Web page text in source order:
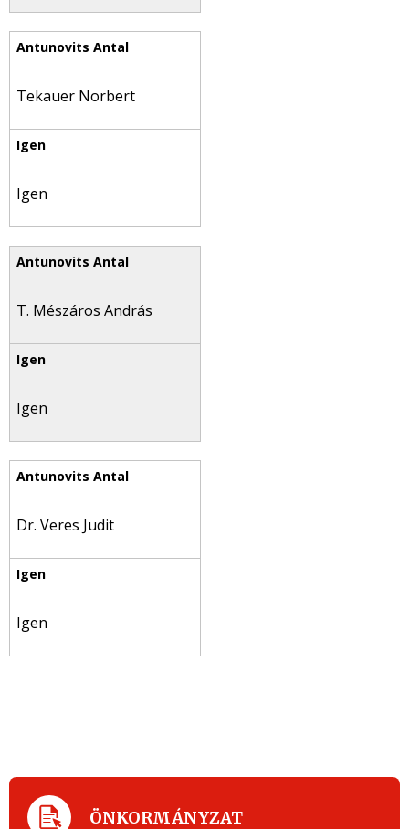
Tekauer Norbert
Igen
T. Mészáros András
Igen
Dr. Veres Judit
Igen
ÖNKORMÁNYZAT